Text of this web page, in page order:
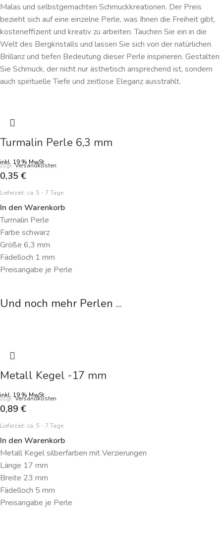
Malas und selbstgemachten Schmuckkreationen. Der Preis
bezieht sich auf eine einzelne Perle, was Ihnen die Freiheit gibt,
kosteneffizient und kreativ zu arbeiten. Tauchen Sie ein in die
Welt des Bergkristalls und lassen Sie sich von der natürlichen
Brillanz und tiefen Bedeutung dieser Perle inspirieren. Gestalten
Sie Schmuck, der nicht nur ästhetisch ansprechend ist, sondern
auch spirituelle Tiefe und zeitlose Eleganz ausstrahlt.
Turmalin Perle 6,3 mm
inkl. 19 % MwSt.
zzgl.Versandkosten
0,35 €
Lieferzeit: ca. 5 - 7 Tage
In den Warenkorb
Turmalin Perle
Farbe schwarz
Größe 6,3 mm
Fädelloch 1 mm
Preisangabe je Perle
Und noch mehr Perlen ...
Metall Kegel -17 mm
inkl. 19 % MwSt.
zzgl.Versandkosten
0,89 €
Lieferzeit: ca. 5 - 7 Tage
In den Warenkorb
Metall Kegel silberfarben mit Verzierungen
Länge 17 mm
Breite 23 mm
Fädelloch 5 mm
Preisangabe je Perle